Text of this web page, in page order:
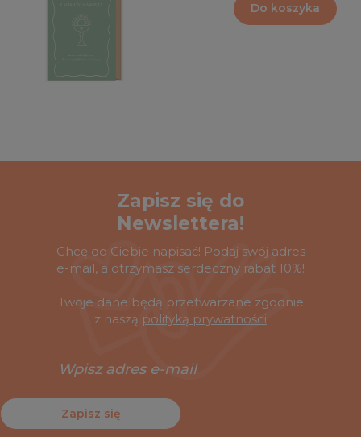
Do koszyka
Zapisz się do
Newslettera!
Chcę do Ciebie napisać! Podaj swój adres
e-mail, a otrzymasz serdeczny rabat 10%!
Twoje dane będą przetwarzane zgodnie
z naszą polityką prywatności
Zapisz się